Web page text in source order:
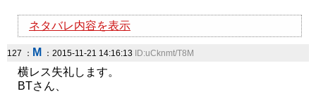
ネタバレ内容を表示
127 ： M ：2015-11-21 14:16:13 ID:uCknmt/T8M
横レス失礼します。
BTさん、